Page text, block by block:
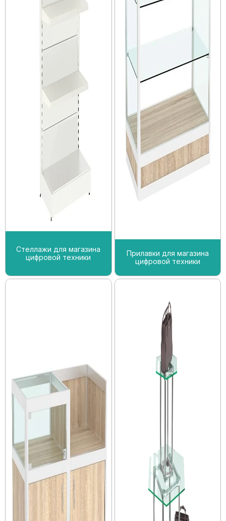
Стеллажи для магазина
цифровой техники
Прилавки для магазина
цифровой техники